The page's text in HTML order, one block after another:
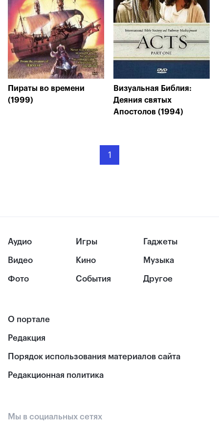
Пираты во времени
(1999)
Визуальная Библия:
Деяния святых
Апостолов (1994)
1
Аудио
Видео
Фото
Игры
Кино
События
Гаджеты
Музыка
Другое
О портале
Редакция
Порядок использования материалов сайта
Редакционная политика
Мы в социальных сетях